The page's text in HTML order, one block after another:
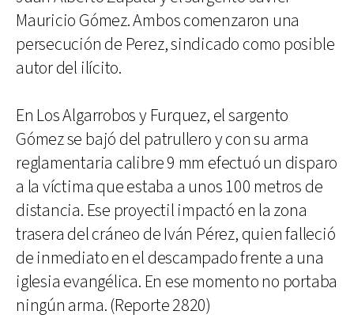
Mauricio Gómez. Ambos comenzaron una
persecución de Perez, sindicado como posible
autor del ilícito.
En Los Algarrobos y Furquez, el sargento
Gómez se bajó del patrullero y con su arma
reglamentaria calibre 9 mm efectuó un disparo
a la víctima que estaba a unos 100 metros de
distancia. Ese proyectil impactó en la zona
trasera del cráneo de Iván Pérez, quien falleció
de inmediato en el descampado frente a una
iglesia evangélica. En ese momento no portaba
ningún arma. (Reporte 2820)